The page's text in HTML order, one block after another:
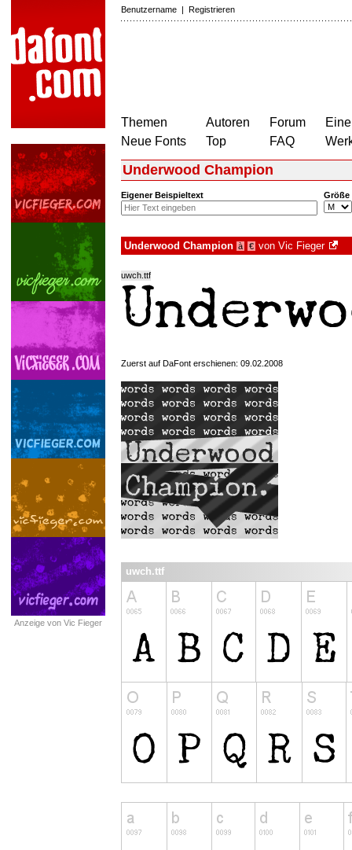
Benutzername | Registrieren
Themen
Neue Fonts
Autoren
Top
Forum
FAQ
Anzeige von Vic Fieger
Underwood Champion
Eigener Beispieltext Größe
Underwood Champion à € von Vic Fieger
uwch.ttf
Zuerst auf DaFont erschienen: 09.02.2008
uwch.ttf